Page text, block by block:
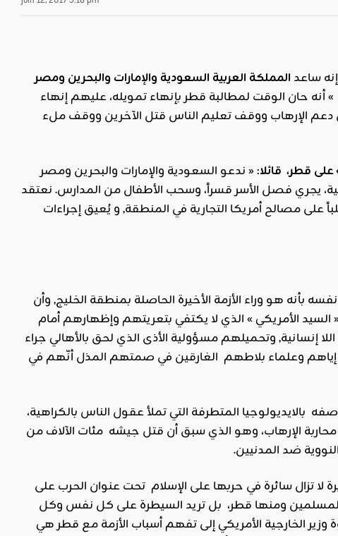
ساعد المملكة العربية السعوديةوالإماراتوالبحرينومصر
حان الوقت لمطالبة قطر بإنهاء تمويله، عليهم إنهاء
دعم الإرهاب ووقف تعليم الناس قتل الآخرين ووقف ملء
على قطر، قائلا: « ندعو السعودية والإمارات والبحرين ومصر
يجري فصل الأسر قسراً، وسحب الأطفال من المدارس. نعتقد
مصالح أمريكا التجارية في المنطقة, و يُعيق إجراءات
هو وراء الأزمة الأخيرة الحاصلة بمنطقة الخليج, وأن
الأمريكي » الذي لا يكتفي بتعريتهم وإظهارهم أمام
إنسانية, وتحميلهم مسؤولية الأذى الذي لحق بالأهالي جراء
إياهم وعلماء بلاطهم الغارقين في صمتهم المذل أنّهم في
المتطرفة التي تملأ عقول الناس بالكراهية،
محاربة الإرهاب، وهو الذي سبق أن قتل جيشه مئات الآلاف من
ضد المدنيين.
لا تزال سائرة في حربها على الإسلام تحت عنوان الحرب على
ومنها قطر، بل تريد السيطرة على كل نفس وكل
الخارجية الأمريكي إلى تفهم أسباب الأزمة مع قطر هي